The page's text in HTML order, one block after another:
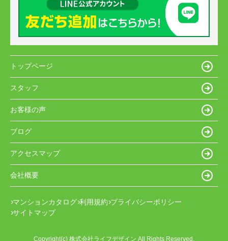
トップページ
スタッフ
お客様の声
ブログ
アクセスマップ
会社概要
マンションカタログ 利用規約 プライバシーポリシー
サイトマップ
Copyright(c) 株式会社ライフデザイン All Rights Reserved.